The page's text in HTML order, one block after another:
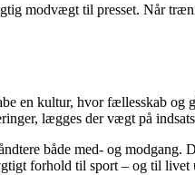
modvægt til presset. Når
en kultur, hvor fællesskab
lægges der vægt på
både med- og
forhold til sport – og til livet